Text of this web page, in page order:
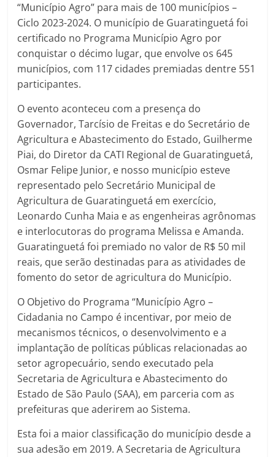
“Município Agro” para mais de 100 municípios –
Ciclo 2023-2024. O município de Guaratinguetá foi
certificado no Programa Município Agro por
conquistar o décimo lugar, que envolve os 645
municípios, com 117 cidades premiadas dentre 551
participantes.
O evento aconteceu com a presença do
Governador, Tarcísio de Freitas e do Secretário de
Agricultura e Abastecimento do Estado, Guilherme
Piai, do Diretor da CATI Regional de Guaratinguetá,
Osmar Felipe Junior, e nosso município esteve
representado pelo Secretário Municipal de
Agricultura de Guaratinguetá em exercício,
Leonardo Cunha Maia e as engenheiras agrônomas
e interlocutoras do programa Melissa e Amanda.
Guaratinguetá foi premiado no valor de R$ 50 mil
reais, que serão destinadas para as atividades de
fomento do setor de agricultura do Município.
O Objetivo do Programa “Município Agro –
Cidadania no Campo é incentivar, por meio de
mecanismos técnicos, o desenvolvimento e a
implantação de políticas públicas relacionadas ao
setor agropecuário, sendo executado pela
Secretaria de Agricultura e Abastecimento do
Estado de São Paulo (SAA), em parceria com as
prefeituras que aderirem ao Sistema.
Esta foi a maior classificação do município desde a
sua adesão em 2019. A Secretaria de Agricultura